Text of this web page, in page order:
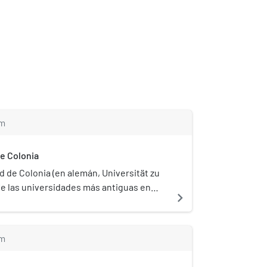
Colonia
de Colonia (en alemán, Universität zu
las universidades más antiguas en
de Alemania. Es el miembro
(CEMS).
navigate_next